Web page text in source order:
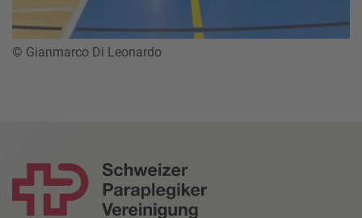
© Gianmarco Di Leonardo